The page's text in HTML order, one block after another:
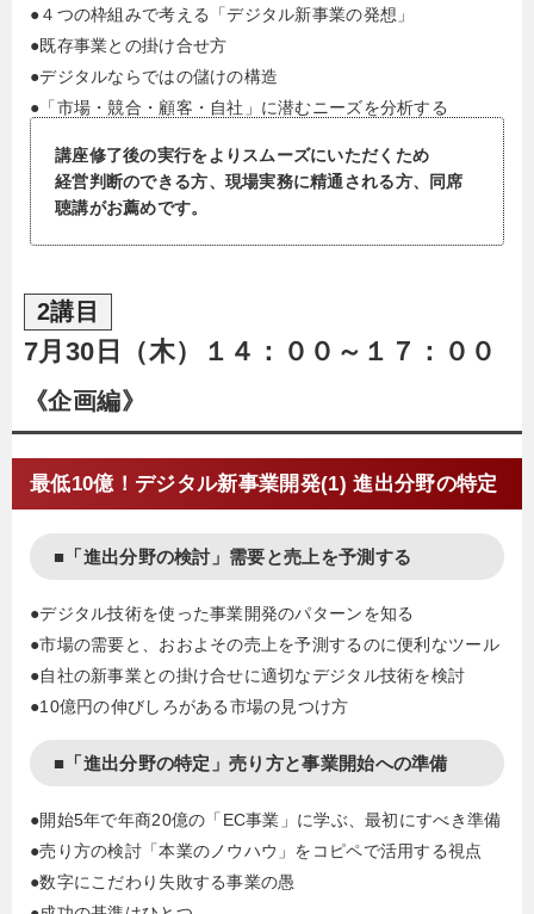
●４つの枠組みで考える「デジタル新事業の発想」
●既存事業との掛け合せ方
●デジタルならではの儲けの構造
●「市場・競合・顧客・自社」に潜むニーズを分析する
講座修了後の実行をよりスムーズにいただくため
経営判断のできる方、現場実務に精通される方、同席
聴講がお薦めです。
2講目
7月30日（木）１４：００～１７：００
《企画編》
最低10億！デジタル新事業開発(1) 進出分野の特定
■「進出分野の検討」需要と売上を予測する
●デジタル技術を使った事業開発のパターンを知る
●市場の需要と、おおよその売上を予測するのに便利なツール
●自社の新事業との掛け合せに適切なデジタル技術を検討
●10億円の伸びしろがある市場の見つけ方
■「進出分野の特定」売り方と事業開始への準備
●開始5年で年商20億の「EC事業」に学ぶ、最初にすべき準備
●売り方の検討「本業のノウハウ」をコピペで活用する視点
●数字にこだわり失敗する事業の愚